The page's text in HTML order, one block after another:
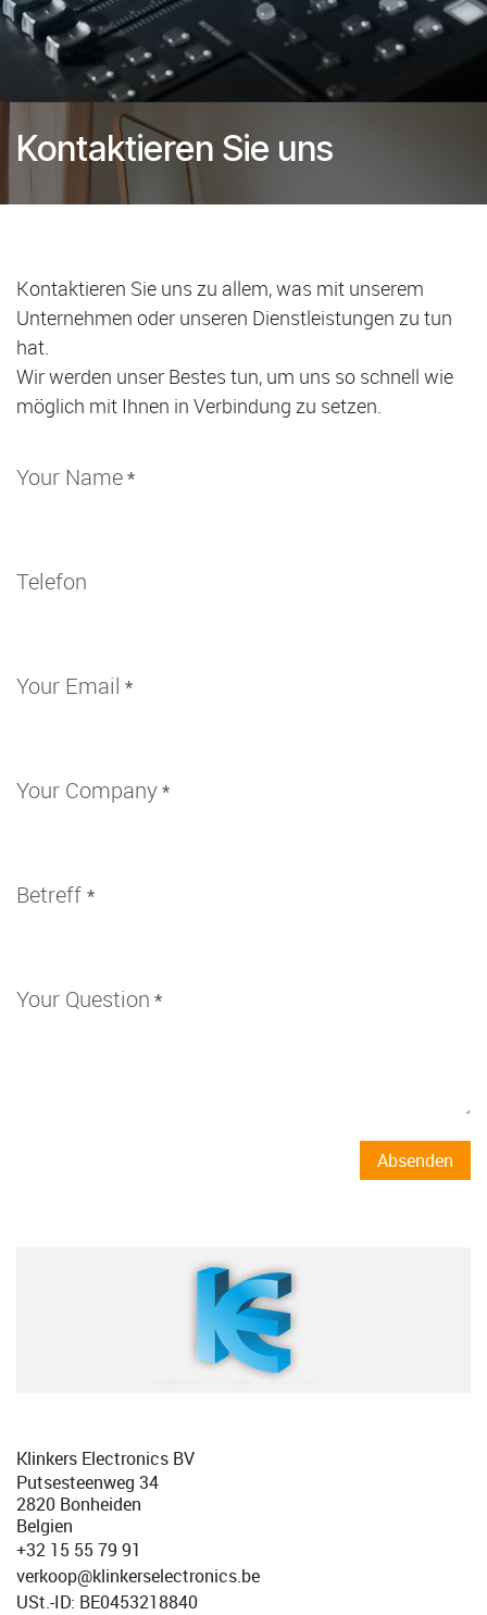
Kontaktieren Sie uns
Kontaktieren Sie uns zu allem, was mit unserem
Unternehmen oder unseren Dienstleistungen zu tun
hat.
Wir werden unser Bestes tun, um uns so schnell wie
möglich mit Ihnen in Verbindung zu setzen.
Your Name*
Telefon
Your Email *
Your Company*
Betreff *
Your Question *
Absenden
Klinkers Electronics BV
Putsesteenweg 34
2820 Bonheiden
Belgien
+32 15 55 79 91
verkoop@klinkerselectronics.be
USt.-ID: BE0453218840